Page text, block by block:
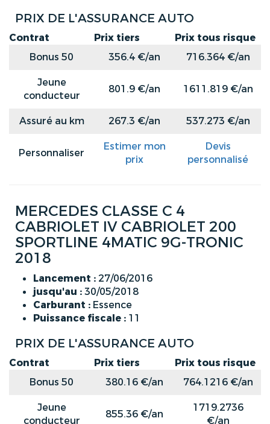
PRIX DE L'ASSURANCE AUTO
Contrat Prix tiers
Prix tous risque
Bonus 50
356.4 €/an
716.364 €/an
Jeune
conducteur
801.9 €/an 1611.819 €/an
Assuré au km 267.3 €/an 537.273 €/an
Personnaliser
Estimer mon
prix
Devis
personnalisé
MERCEDES CLASSE C 4
CABRIOLET IV CABRIOLET 200
SPORTLINE 4MATIC 9G-TRONIC
2018
Lancement : 27/06/2016
jusqu'au :30/05/2018
Carburant : Essence
Puissance fiscale : 11
PRIX DE L'ASSURANCE AUTO
Contrat Prix tiers
Prix tous risque
Bonus 50
380.16 €/an
764.1216 €/an
Jeune
conducteur
855.36 €/an
1719.2736
€/an